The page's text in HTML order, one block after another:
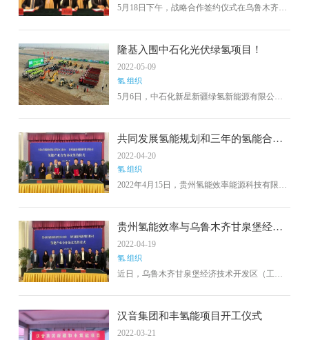
是新疆第一个绿氢制储加用全场景创新示范项
5月18日下午，战略合作签约仪式在乌鲁木齐昆
了“新能源+氢科技”的全新战略举错，全面推进
自治区“绿电、绿氢、绿色应用”的全生态氢能示
范场景，实现源网荷储氢的深度协同，促进自
治区氢能与燃料电池全产业链发展。
隆基入围中石化光伏绿氢项目！
2022-05-09
氢.组织
5月6日，中石化新星新疆绿氢新能源有限公司
水制氢成套装置评标结果，竞立、隆基氢能、
中船718成功入围。新疆库车绿氢示范项目于
2021年11月30日正式启动，占地约500亩，总投
资29.62亿元。
共同发展氢能规划和三年的氢能合
作！贵州氢能效率与乌鲁木齐甘泉堡
经开区签署氢能产业合作协议
2022-04-20
氢.组织
2022年4月15日，贵州氢能效率能源科技有限公
区）管理委员会在乌鲁木齐市举行氢能产业合
作协议签约仪式。双方就自治区、乌鲁木齐市
发展氢能产业，打造具有领先水平的氢能解决
方案等合作进行深入沟通。下一步，双方将根
据协议内容，正式启动氢能产业及相关项目合
作。
贵州氢能效率与乌鲁木齐甘泉堡经开
区签署氢能产业合作协议
2022-04-19
氢.组织
近日，乌鲁木齐甘泉堡经济技术开发区（工业
能效率能源科技有限公司在乌鲁木齐举行了氢
能产业合作协议签约仪式。
汉音集团和丰氢能项目开工仪式
2022-03-21